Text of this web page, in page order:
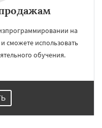
на
сможете использовать
обучения.